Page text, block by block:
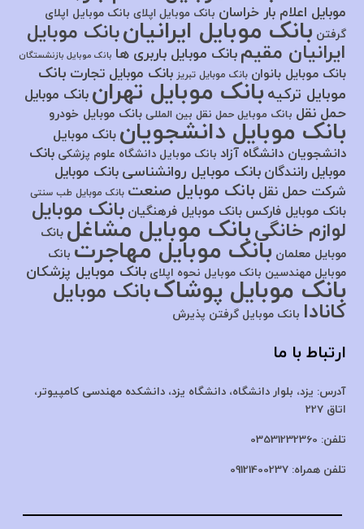
موبایل اعلام بار خراسان بانک موبایل اپلای بانک موبایل اپلای
گرفتن بانک موبایل ایرانیانبانک موبایل
ایرانیان مقیم بانک موبایل باربری ها بانک موبایل بازنشستگان
بانک موبایل بانوان بانک موبایل تبریز بانک موبایل تجارت بانک
موبایل ترکیه بانک موبایل تهران بانک موبایل
حمل نقل بانک موبایل حمل نقل بین المللی بانک موبایل خودرو
بانک موبایل دانشجویان بانک موبایل
دانشجویان دانشگاه آزاد بانک موبایل دانشگاه علوم پزشکی بانک
موبایل رانندگان بانک موبایل روانشناسی بانک موبایل
شرکت حمل نقل بانک موبایل صنعت بانک موبایل طب سنتی
بانک موبایل فارکس بانک موبایل فرهنگیان بانک موبایل
لوازم خانگیبانک موبایل مشاغلبانک
موبایل معلمان بانک موبایل مهاجرت بانک
موبایل مهندسین بانک موبایل نحوه اپلای بانک موبایل پزشکان
بانک موبایل پوشاکبانک موبایل
کانادا بانک موبایل گرفتن پذیرش
ارتباط با ما
آدرس: یزد، بلوار دانشگاه، دانشگاه یزد،دانشکده مهندسی کامپیوتر،
اتاق 227
تلفن: 03531232360
تلفن همراه: 09121400237